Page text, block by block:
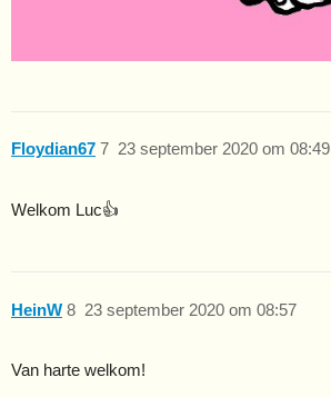
Floydian67 23 september 2020 om 08:49
7
Welkom Luc👍
HeinW 23 september 2020 om 08:57
8
Van harte welkom!